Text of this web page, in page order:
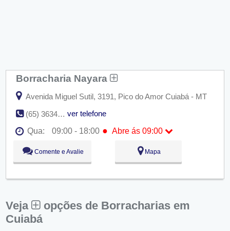
Borracharia Nayara
Avenida Miguel Sutil, 3191, Pico do Amor Cuiabá - MT
(65) 3634-1745
ver telefone
Qua:
09:00 - 18:00 ● Abre ás 09:00
Seg:
Ter:
09:00 - 18:00
Qua:
09:00 - 18:00
Abre ás 09:00
Sex:
09:00 - 18:00
Dom:
Fechado
Comente e Avalie Mapa
Veja
opções de Borracharias em
Cuiabá